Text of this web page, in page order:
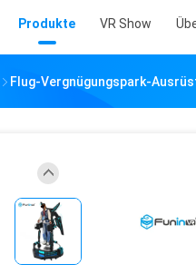
Produkte VR Show
Flug-Vergnügungspark-